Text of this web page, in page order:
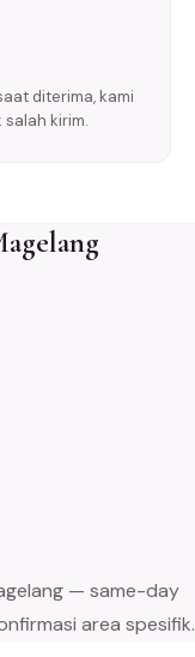
diterima, kami
kirim.
— same-day
area spesifik.